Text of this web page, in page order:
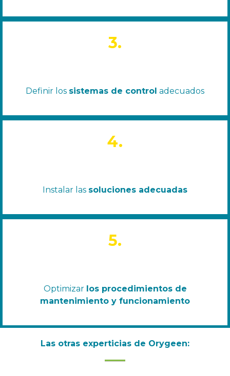
3.
Definir los sistemas de control adecuados
4.
Instalar las soluciones adecuadas
5.
Optimizar los procedimientos de
mantenimiento y funcionamiento
Las otras experticias de Orygeen: